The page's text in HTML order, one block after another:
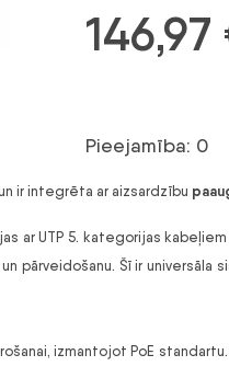
146,97
Pieejamība: 0
ir integrēta ar aizsardzību
ar UTP 5. kategorijas kabeļiem
pārveidošanu. Šī ir universāla
izmantojot PoE